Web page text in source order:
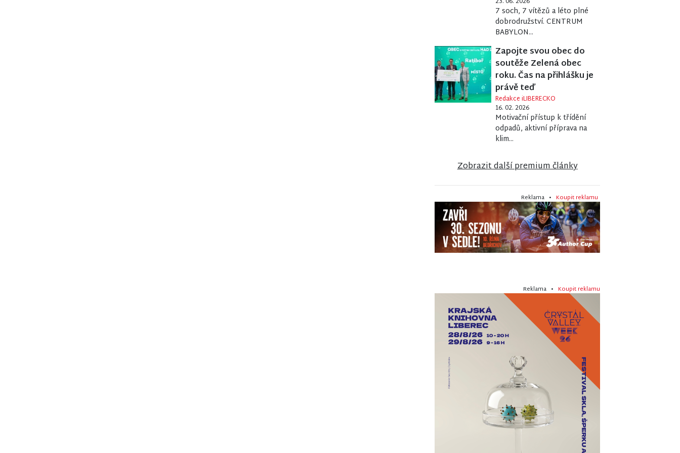
7 soch, 7 vítězů a léto plné
dobrodružství. CENTRUM
BABYLON...
Zapojte svou obec do
soutěže Zelená obec
roku. Čas na přihlášku je
právě teď
Redakce iLIBERECKO
16. 02. 2026
Motivační přístup k třídění
odpadů, aktivní příprava na
klim...
Zobrazit další premium články
Reklama • Koupit reklamu
Reklama • Koupit reklamu